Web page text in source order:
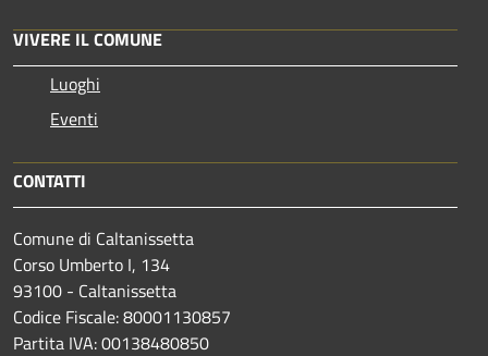
VIVERE IL COMUNE
Luoghi
Eventi
CONTATTI
Comune di Caltanissetta
Corso Umberto I, 134
93100 - Caltanissetta
Codice Fiscale: 80001130857
Partita IVA: 00138480850